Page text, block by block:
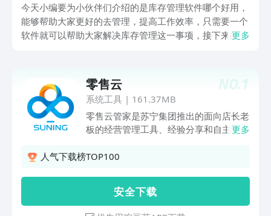
今天小编要为小伙伴们介绍的是库存管理软件哪个好用，
能够帮助大家更好的去管理，提高工作效率，只需要一个
软件就可以帮助大家解决库存管理这一事项，接下来的这
下载这些软件体验一下了。
更多
NO.1
零售云
系统工具| 161.37MB
零售云管家是苏宁集团推出的面向店长老
板的经营管理工具、经验分享和自主学习
员角色注册管理货：店铺排名、商品、库
员工绩效管理等几大店铺管理核心模块。
向小B商户提供更快捷，更科学便利的店
更多
人气下载榜TOP100
安 全 下 载